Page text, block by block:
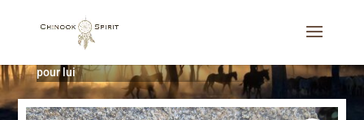
Bijoux
pour lui